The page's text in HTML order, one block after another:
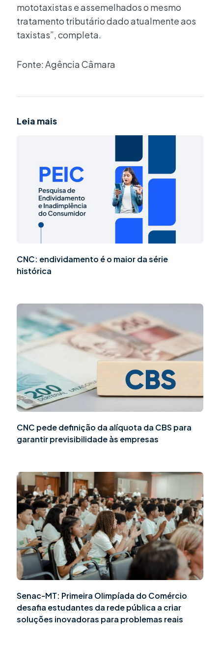
mototaxistas e assemelhados o mesmo
tratamento tributário dado atualmente aos
taxistas”, completa.
Fonte: Agência Câmara
Leia mais
CNC: endividamento é o maior da série
histórica
CNC pede definição da alíquota da CBS para
garantir previsibilidade às empresas
Senac-MT: Primeira Olimpíada do Comércio
desafia estudantes da rede pública a criar
soluções inovadoras para problemas reais